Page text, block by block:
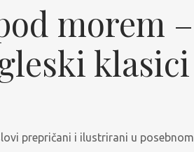
morem –
klasici
prepričani i ilustrirani u posebnom